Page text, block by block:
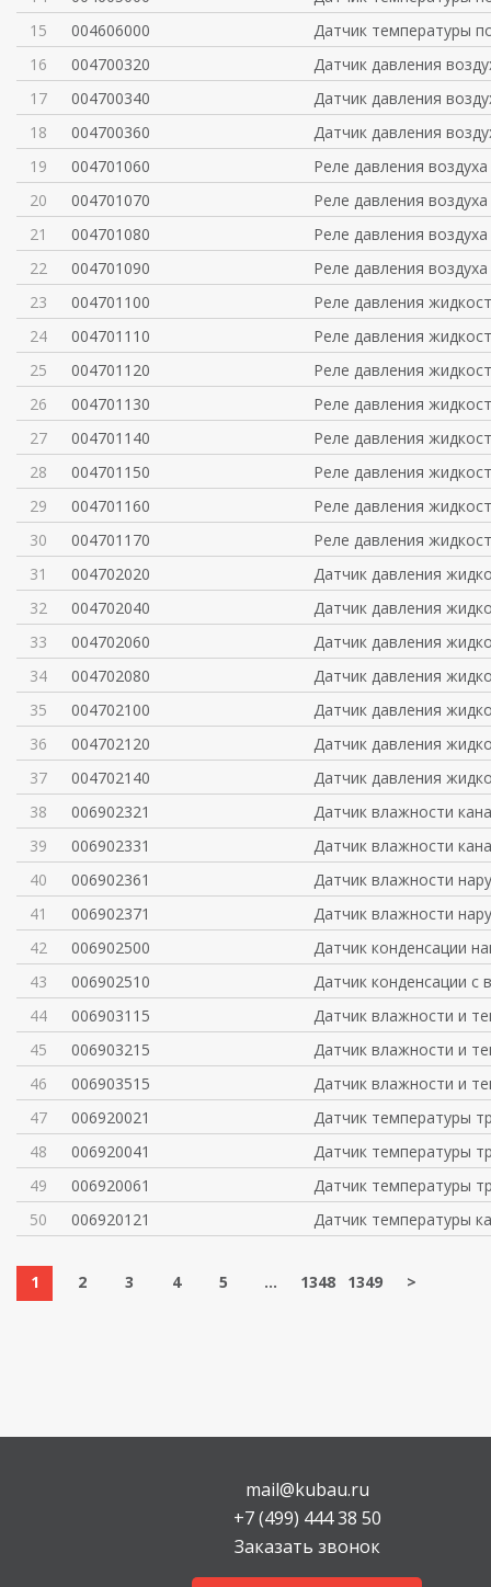
15
004606000
Датчик температуры
16
004700320
Датчик давления
17
004700340
Датчик давления
18
004700360
Датчик давления
19
004701060
Реле давления
20
004701070
Реле давления
21
004701080
Реле давления
22
004701090
Реле давления
23
004701100
Реле давления
24
004701110
Реле давления
25
004701120
Реле давления
26
004701130
Реле давления
27
004701140
Реле давления
28
004701150
Реле давления
29
004701160
Реле давления
30
004701170
Реле давления
31
004702020
Датчик давления
32
004702040
Датчик давления
33
004702060
Датчик давления
34
004702080
Датчик давления
35
004702100
Датчик давления
36
004702120
Датчик давления
37
004702140
Датчик давления
38
006902321
Датчик влажности
39
006902331
Датчик влажности
40
006902361
Датчик влажности
41
006902371
Датчик влажности
42
006902500
Датчик конденсации
43
006902510
Датчик конденсации с
44
006903115
Датчик влажности и
45
006903215
Датчик влажности и
46
006903515
Датчик влажности и
47
006920021
Датчик температуры
48
006920041
Датчик температуры
49
006920061
Датчик температуры
50
006920121 Датчик температуры
1 2 3 4 5 ... 1348 1349 >
mail@kubau.ru
+7 (499) 444 38 50
Заказать звонок